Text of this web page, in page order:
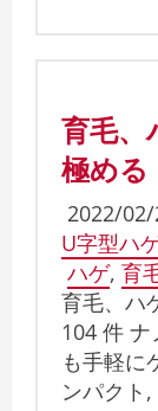
育毛、
極める
2022/
U字型ハ
ハゲ, 育
育毛、ハ
104 件
も手軽
ンパクト